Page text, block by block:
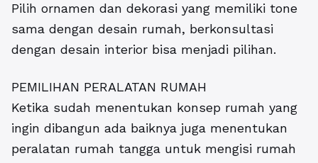
Pilih ornamen dan dekorasi yang memiliki tone
sama dengan desain rumah, berkonsultasi
dengan desain interior bisa menjadi pilihan.
PEMILIHAN PERALATAN RUMAH
Ketika sudah menentukan konsep rumah yang
ingin dibangun ada baiknya juga menentukan
peralatan rumah tangga untuk mengisi rumah